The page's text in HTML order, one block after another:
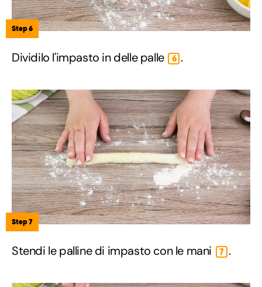
Step 6
Dividilo l'impasto in delle palle 6 .
Step 7
Stendi le palline di impasto con le mani 7 .